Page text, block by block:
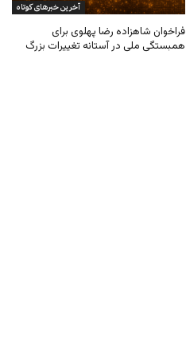
آخرین خبرهای کوتاه
فراخوان شاهزاده رضا پهلوی برای
همبستگی ملی در آستانه تغییرات بزرگ